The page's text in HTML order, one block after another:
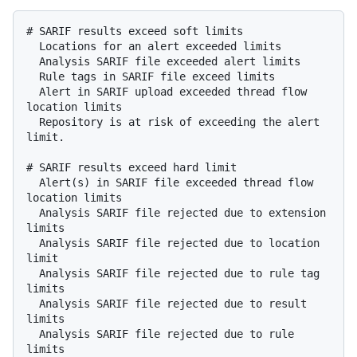
# SARIF results exceed soft limits
location limits
limit.
# SARIF results exceed hard limit
location limits
limits
limit
limits
limits
limits